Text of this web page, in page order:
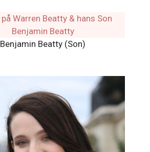
Benjamin Beatty (Son)